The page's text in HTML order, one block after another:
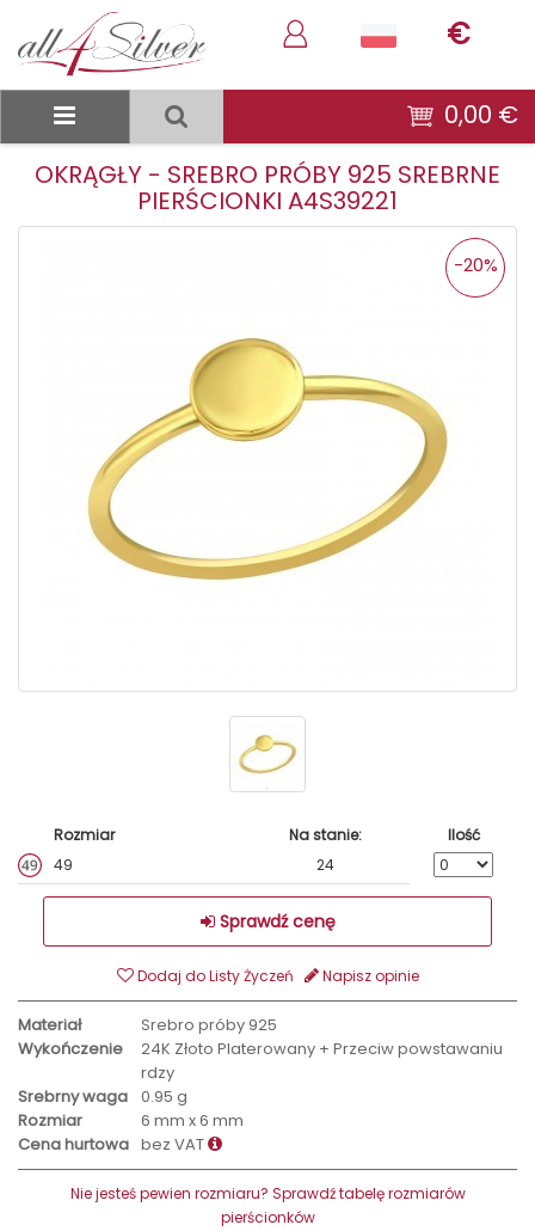
€
0,00 €
OKRĄGŁY - SREBRO PRÓBY 925 SREBRNE
PIERŚCIONKI A4S39221
-20%
Rozmiar Na stanie:
Ilość
49
24
Sprawdź cenę
Dodaj do Listy Życzeń Napisz opinie
Materiał
Srebro próby 925
Wykończenie
24K Złoto Platerowany + Przeciw powstawaniu
rdzy
Srebrny waga 0.95 g
Rozmiar
6 mm x 6 mm
Cena hurtowa bez VAT
Nie jesteś pewien rozmiaru? Sprawdź tabelę rozmiarów
pierścionków